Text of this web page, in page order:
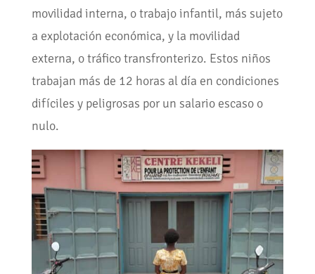
movilidad interna, o trabajo infantil, más sujeto
a explotación económica, y la movilidad
externa, o tráfico transfronterizo. Estos niños
trabajan más de 12 horas al día en condiciones
difíciles y peligrosas por un salario escaso o
nulo.